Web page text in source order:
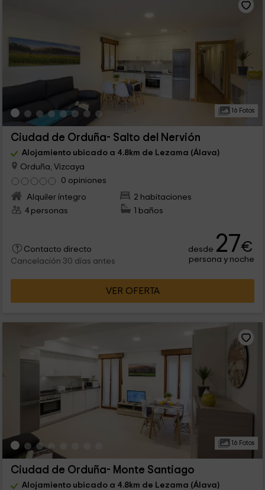
16 Fotos
Ciudad de Orduña- Salto del Nervión
Alojamiento ubicado a 4.8km de Lezama (Álava)
Orduña, Vizcaya
0 opiniones
Alquiler íntegro
2 habitaciones
4 personas
1 baños
Contacto directo
Cancelación 30 días antes
desde 27€
persona y noche
VER OFERTA
16 Fotos
Ciudad de Orduña- Monte Santiago
Alojamiento ubicado a 4.8km de Lezama (Álava)